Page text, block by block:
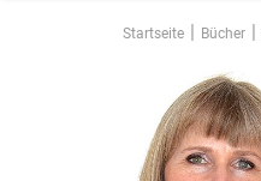
Startseite | Bücher |